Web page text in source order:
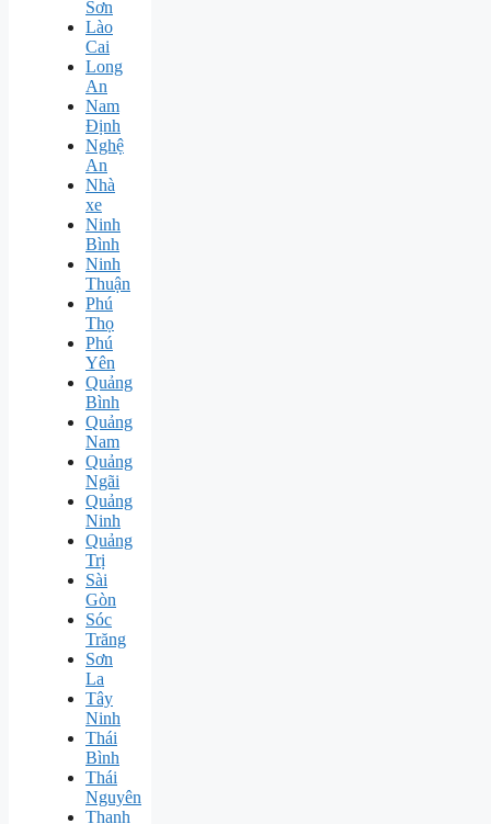
Sơn
Lào
Cai
Long
An
Nam
Định
Nghệ
An
Nhà
xe
Ninh
Bình
Ninh
Thuận
Phú
Thọ
Phú
Yên
Quảng
Bình
Quảng
Nam
Quảng
Ngãi
Quảng
Ninh
Quảng
Trị
Sài
Gòn
Sóc
Trăng
Sơn
La
Tây
Ninh
Thái
Bình
Thái
Nguyên
Thanh